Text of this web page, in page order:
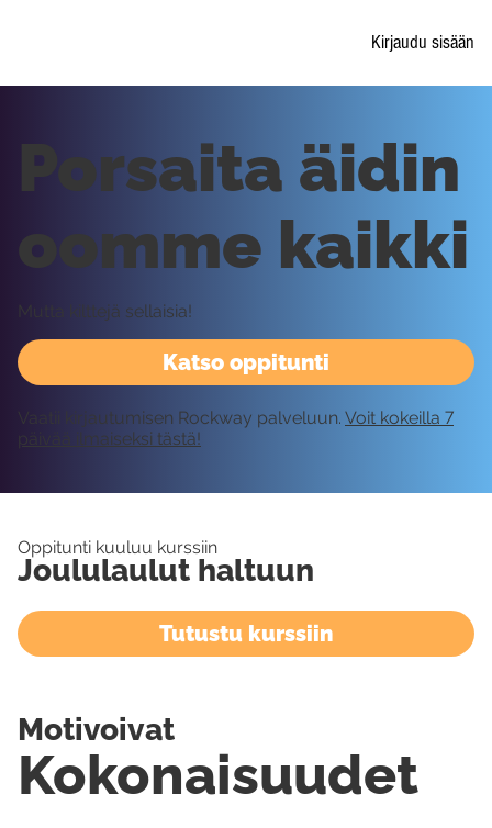
Kirjaudu sisään
Katso oppitunti
Porsaita äidin
oomme kaikki
Mutta kilttejä sellaisia!
Vaatii kirjautumisen Rockway palveluun. Voit kokeilla 7
päivää ilmaiseksi tästä!
Oppitunti kuuluu kurssiin
Joululaulut haltuun
Tutustu kurssiin
Kokonaisuudet
Motivoivat